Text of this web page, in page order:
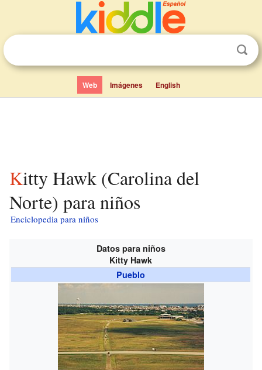
Web Imágenes English
Kitty Hawk (Carolina del
Norte) para niños
Enciclopedia para niños
Datos para niños
Kitty Hawk
Pueblo